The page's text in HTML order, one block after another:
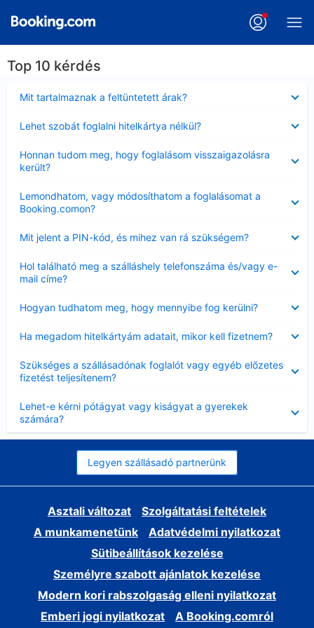
Top 10 kérdés
Mit tartalmaznak a feltüntetett árak?
Lehet szobát foglalni hitelkártya nélkül?
Honnan tudom meg, hogy foglalásom visszaigazolásra
került?
Lemondhatom, vagy módosíthatom a foglalásomat a
Booking.comon?
Mit jelent a PIN-kód, és mihez van rá szükségem?
Hol található meg a szálláshely telefonszáma és/vagy e-
mail címe?
Hogyan tudhatom meg, hogy mennyibe fog kerülni?
Ha megadom hitelkártyám adatait, mikor kell fizetnem?
Szükséges a szállásadónak foglalót vagy egyéb előzetes
fizetést teljesítenem?
Lehet-e kérni pótágyat vagy kiságyat a gyerekek
számára?
Legyen szállásadó partnerünk
Asztali változat
Szolgáltatási feltételek
A munkamenetünk
Adatvédelmi nyilatkozat
Sütibeállítások kezelése
Személyre szabott ajánlatok kezelése
Modern kori rabszolgaság elleni nyilatkozat
Emberi jogi nyilatkozat
A Booking.comról